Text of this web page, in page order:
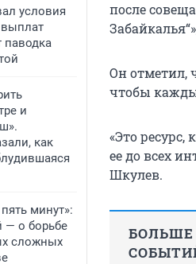
условия
паводка
и
как
минут»:
— о борьбе
сложных
после
Он отметил,
чтобы
«Это
ее до всех
Шкулев.
БОЛЬШЕ